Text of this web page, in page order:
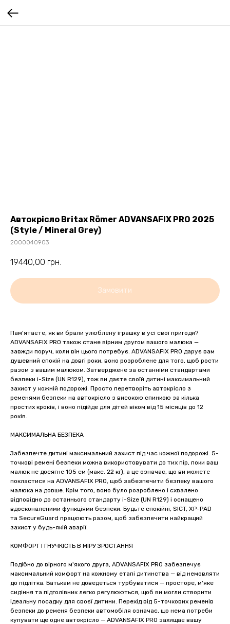
Автокрісло Britax Römer ADVANSAFIX PRO 2025
(Style / Mineral Grey)
2000040903
19440,00 грн.
Замовити
Пам'ятаєте, як ви брали улюблену іграшку в усі свої пригоди?
ADVANSAFIX PRO також стане вірним другом вашого малюка —
завжди поруч, коли він цього потребує. ADVANSAFIX PRO дарує вам
душевний спокій на довгі роки, воно розроблене для того, щоб рости
разом з вашим малюком. Затверджене за останніми стандартами
безпеки i-Size (UN R129), тож ви даєте своїй дитині максимальний
захист у кожній подорожі. Просто перетворіть автокрісло з
ременями безпеки на автокрісло з високою спинкою за кілька
простих кроків, і воно підійде для дітей віком від 15 місяців до 12
років.
МАКСИМАЛЬНА БЕЗПЕКА
Забезпечте дитині максимальний захист під час кожної подорожі. 5-
точкові ремені безпеки можна використовувати до тих пір, поки ваш
малюк не досягне 105 см (макс. 22 кг), а це означає, що ви можете
покластися на ADVANSAFIX PRO, щоб забезпечити безпеку вашого
малюка на довше. Крім того, воно було розроблено і схвалено
відповідно до останнього стандарту i-Size (UN R129) і оснащено
вдосконаленими функціями безпеки. Будьте спокійні, SICT, XP-PAD
та SecureGuard працюють разом, щоб забезпечити найкращий
захист у будь-якій аварії.
КОМФОРТ І ГНУЧКІСТЬ В МІРУ ЗРОСТАННЯ
Подібно до вірного м'якого друга, ADVANSAFIX PRO забезпечує
максимальний комфорт на кожному етапі дитинства — від немовляти
до підлітка. Батькам не доведеться турбуватися — просторе, м'яке
сидіння та підголівник легко регулюються, щоб ви могли створити
ідеальну посадку для своєї дитини. Перехід від 5-точкових ременів
безпеки до ременя безпеки автомобіля означає, що нема потреби
купувати ще одне автокрісло — ADVANSAFIX PRO захищає вашу